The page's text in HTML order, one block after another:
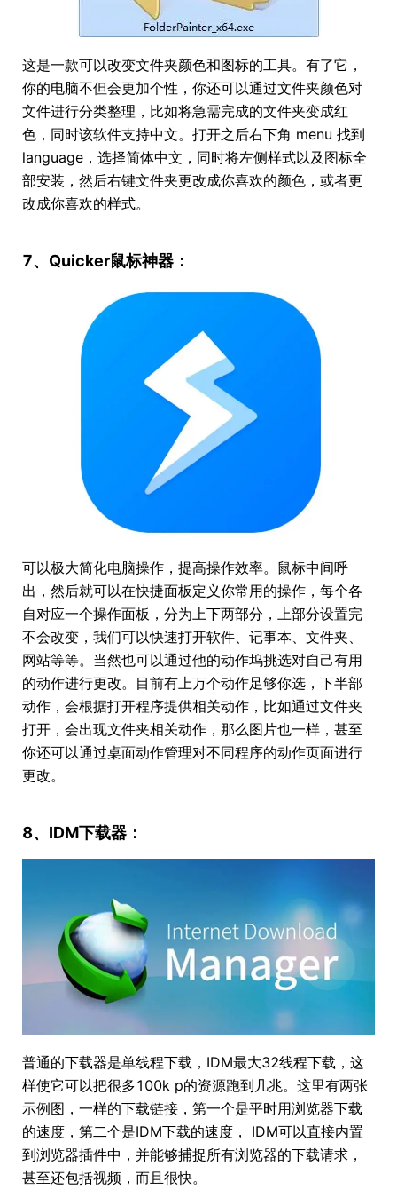
这是一款可以改变文件夹颜色和图标的工具。有了它，
你的电脑不但会更加个性，你还可以通过文件夹颜色对
文件进行分类整理，比如将急需完成的文件夹变成红
色，同时该软件支持中文。打开之后右下角 menu 找到
language，选择简体中文，同时将左侧样式以及图标全
部安装，然后右键文件夹更改成你喜欢的颜色，或者更
改成你喜欢的样式。
7、Quicker鼠标神器：
可以极大简化电脑操作，提高操作效率。鼠标中间呼
出，然后就可以在快捷面板定义你常用的操作，每个各
自对应一个操作面板，分为上下两部分，上部分设置完
不会改变，我们可以快速打开软件、记事本、文件夹、
网站等等。当然也可以通过他的动作坞挑选对自己有用
的动作进行更改。目前有上万个动作足够你选，下半部
动作，会根据打开程序提供相关动作，比如通过文件夹
打开，会出现文件夹相关动作，那么图片也一样，甚至
你还可以通过桌面动作管理对不同程序的动作页面进行
更改。
8、IDM下载器：
普通的下载器是单线程下载，IDM最大32线程下载，这
样使它可以把很多100k p的资源跑到几兆。这里有两张
示例图，一样的下载链接，第一个是平时用浏览器下载
的速度，第二个是IDM下载的速度， IDM可以直接内置
到浏览器插件中，并能够捕捉所有浏览器的下载请求，
甚至还包括视频，而且很快。